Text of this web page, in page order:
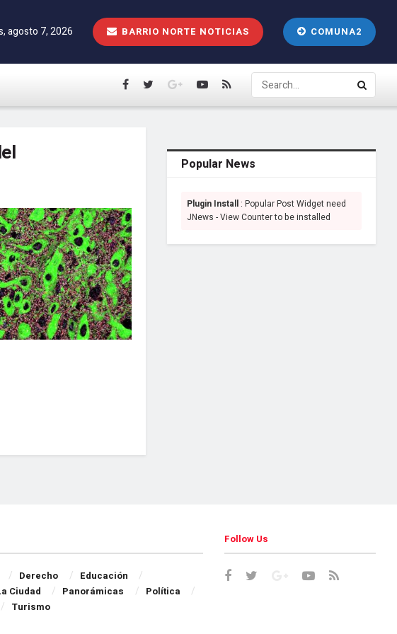
agosto 7, 2026 BARRIO NORTE NOTICIAS COMUNA2
Popular News
Plugin Install : Popular Post Widget need
JNews - View Counter to be installed
Derecho
Educación
Ciudad Panorámicas
Política
Turismo
Follow Us